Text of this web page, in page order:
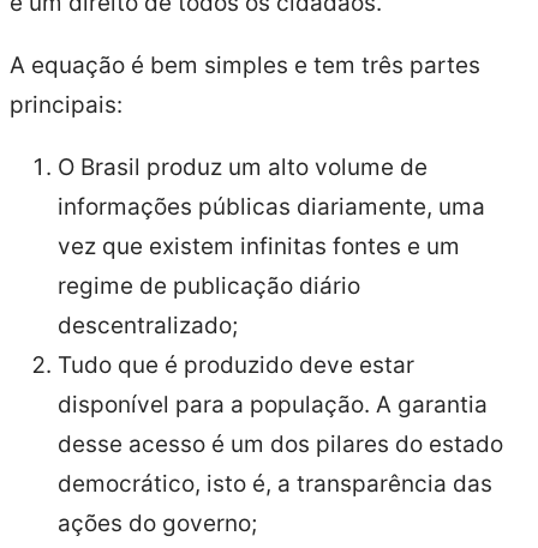
A equação é bem simples e tem três partes
principais:
O Brasil produz um alto volume de
informações públicas diariamente, uma
vez que existem infinitas fontes e um
regime de publicação diário
descentralizado;
Tudo que é produzido deve estar
disponível para a população. A garantia
desse acesso é um dos pilares do estado
democrático, isto é, a transparência das
ações do governo;